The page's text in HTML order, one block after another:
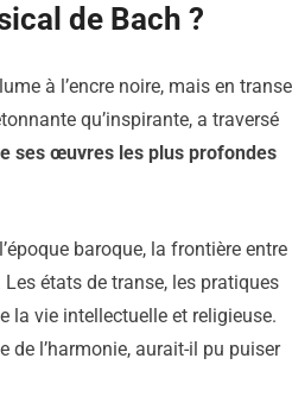
de Bach ?
à l’encre noire, mais en transe
qu’inspirante, a traversé
ses œuvres les plus profondes
baroque, la frontière entre
états de transe, les pratiques
la vie intellectuelle et religieuse.
de l’harmonie, aurait-il pu puiser